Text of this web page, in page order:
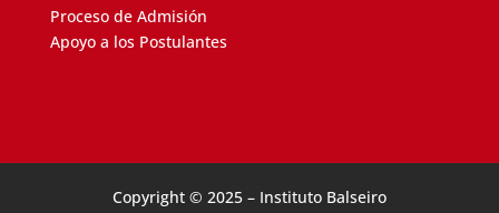
Proceso de Admisión
Apoyo a los Postulantes
Copyright © 2025 – Instituto Balseiro